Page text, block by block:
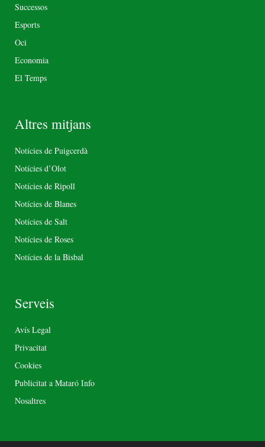
Successos
Esports
Oci
Economia
El Temps
Altres mitjans
Notícies de Puigcerdà
Notícies d’Olot
Notícies de Ripoll
Notícies de Blanes
Notícies de Salt
Notícies de Roses
Notícies de la Bisbal
Serveis
Avís Legal
Privacitat
Cookies
Publicitat a Mataró Info
Nosaltres